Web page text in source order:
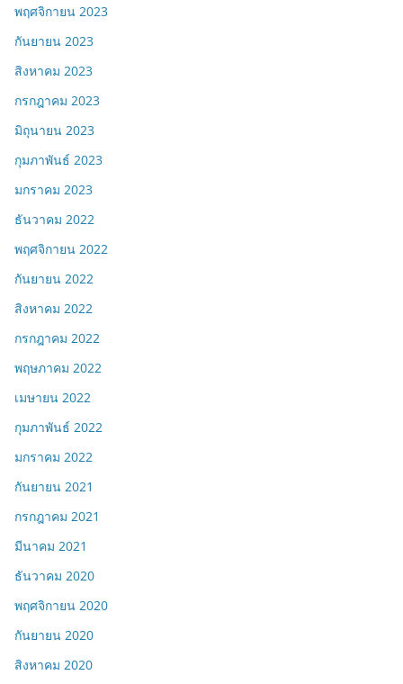
พฤศจิกายน 2023
กันยายน 2023
สิงหาคม 2023
กรกฎาคม 2023
มิถุนายน 2023
กุมภาพันธ์ 2023
มกราคม 2023
ธันวาคม 2022
พฤศจิกายน 2022
กันยายน 2022
สิงหาคม 2022
กรกฎาคม 2022
พฤษภาคม 2022
เมษายน 2022
กุมภาพันธ์ 2022
มกราคม 2022
กันยายน 2021
กรกฎาคม 2021
มีนาคม 2021
ธันวาคม 2020
พฤศจิกายน 2020
กันยายน 2020
สิงหาคม 2020